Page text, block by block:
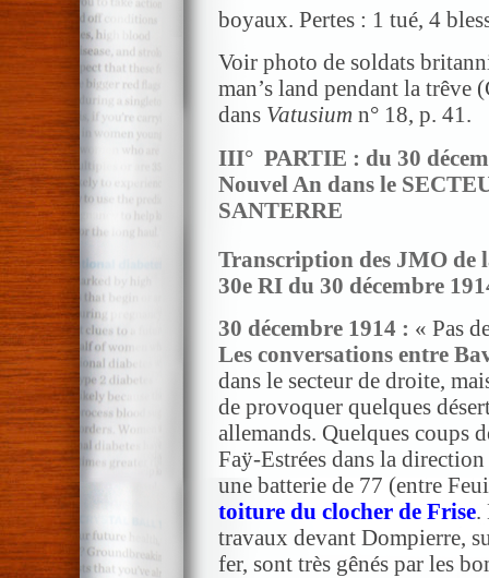
boyaux. Pertes : 1 tué, 4
Voir photo de soldats
man’s land pendant la trêve
dans Vatusium n° 18, p. 41.
III° PARTIE : du 30
Nouvel An dans le
SANTERRE
Transcription des JMO de
30e RI du 30 décembre
30 décembre 1914 : « Pas
Les conversations entre
dans le secteur de droite,
de provoquer quelques
allemands. Quelques coups
Faÿ-Estrées dans la
une batterie de 77 (entre
toiture du clocher de Frise.
travaux devant Dompierre,
fer, sont très gênés par les